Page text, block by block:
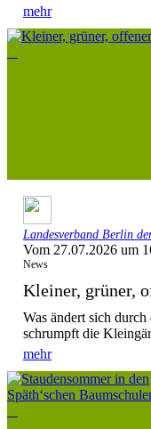
mehr
Landesverband Berlin
Vom 27.07.2026 um
News
Kleiner, grüner,
Was ändert sich
schrumpft die
mehr